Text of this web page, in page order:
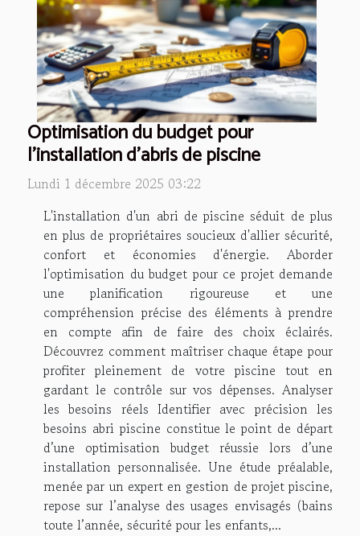
Optimisation du budget pour
l'installation d'abris de piscine
Lundi 1 décembre 2025 03:22
L'installation d'un abri de piscine séduit de plus
en plus de propriétaires soucieux d'allier sécurité,
confort et économies d'énergie. Aborder
l'optimisation du budget pour ce projet demande
une planification rigoureuse et une
compréhension précise des éléments à prendre
en compte afin de faire des choix éclairés.
Découvrez comment maîtriser chaque étape pour
profiter pleinement de votre piscine tout en
gardant le contrôle sur vos dépenses. Analyser
les besoins réels Identifier avec précision les
besoins abri piscine constitue le point de départ
d’une optimisation budget réussie lors d’une
installation personnalisée. Une étude préalable,
menée par un expert en gestion de projet piscine,
repose sur l’analyse des usages envisagés (bains
toute l’année, sécurité pour les enfants,...